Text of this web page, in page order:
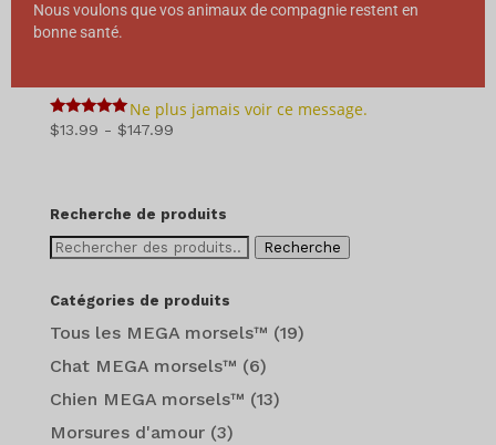
5
sur 5
$13.99 - $147.99Gamme
à
Recherche de produits
Recherche
:
Recherche
Catégories de produits
Tous les MEGA morsels™ (19)
Chat MEGA morsels™ (6)
Chien MEGA morsels™ (13)
Morsures d'amour (3)
Nous voulons que vos animaux de compagnie restent en
bonne santé.
Ne plus jamais voir ce message.